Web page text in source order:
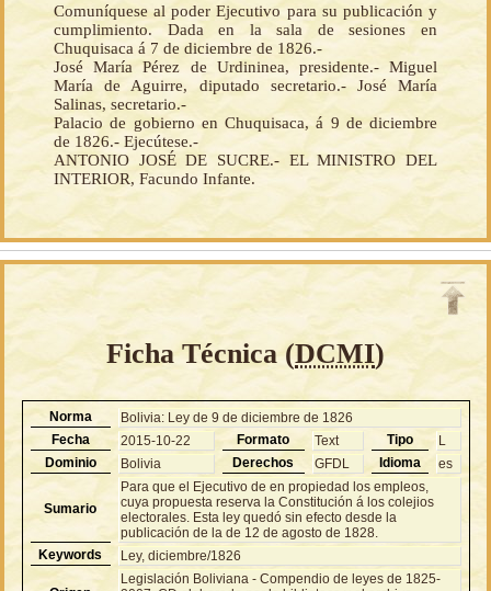
Comuníquese al poder Ejecutivo para su publicación y
cumplimiento. Dada en la sala de sesiones en
Chuquisaca á 7 de diciembre de 1826.-
José María Pérez de Urdininea, presidente.- Miguel
María de Aguirre, diputado secretario.- José María
Salinas, secretario.-
Palacio de gobierno en Chuquisaca, á 9 de diciembre
de 1826.- Ejecútese.-
ANTONIO JOSÉ DE SUCRE.- EL MINISTRO DEL
INTERIOR, Facundo Infante.
Ficha Técnica (DCMI)
Norma
Bolivia: Ley de 9 de diciembre de 1826
Fecha
2015-10-22 Formato Text Tipo
L
Dominio
Bolivia Derechos GFDL Idioma es
Sumario
Para que el Ejecutivo de en propiedad los empleos,
cuya propuesta reserva la Constitución á los colejios
electorales. Esta ley quedó sin efecto desde la
publicación de la de 12 de agosto de 1828.
Keywords
Ley, diciembre/1826
Legislación Boliviana - Compendio de leyes de 1825-